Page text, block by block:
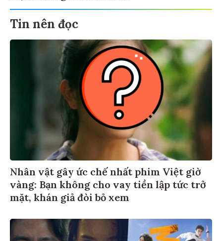
Tin nên đọc
Nhân vật gây ức chế nhất phim Việt giờ
vàng: Bạn không cho vay tiền lập tức trở
mặt, khán giả đòi bỏ xem